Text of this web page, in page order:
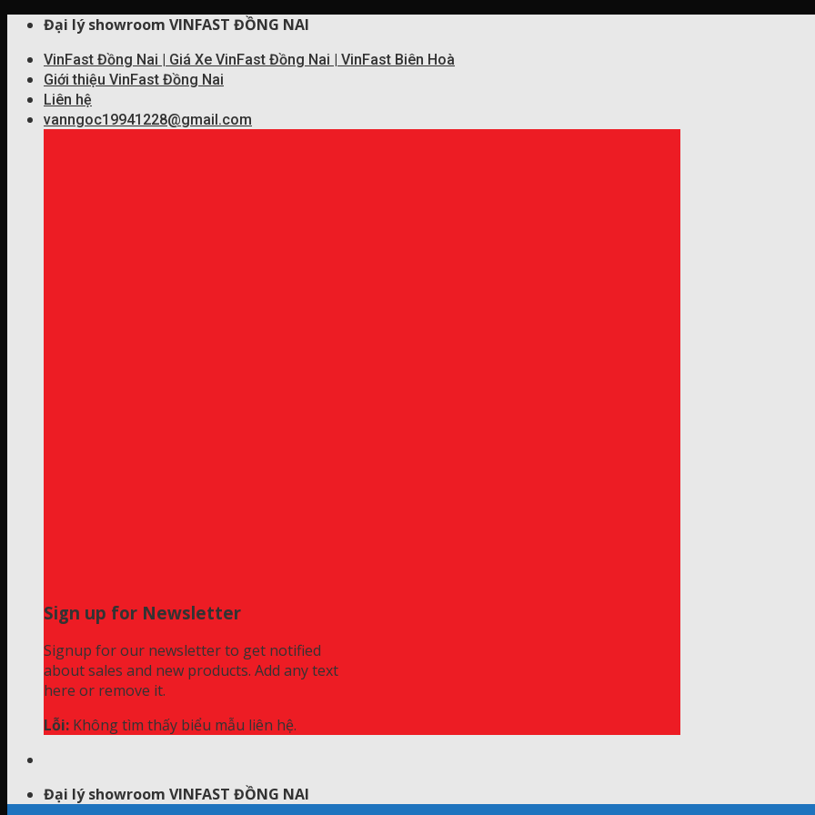
Skip
content
Đại lý showroom VINFAST ĐỒNG NAI
VinFast Đồng Nai | Giá Xe VinFast Đồng Nai | VinFast Biên Hoà
Giới thiệu VinFast Đồng Nai
Liên hệ
vanngoc19941228@gmail.com
Sign up for Newsletter
Signup for our newsletter to get notified
about sales and new products. Add any text
here or remove it.
Lỗi: Không tìm thấy biểu mẫu liên hệ.
Đại lý showroom VINFAST ĐỒNG NAI